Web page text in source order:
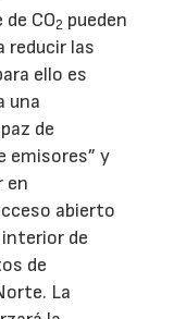
CO2 pueden
reducir las
ello es
una
de
emisores” y
en
abierto
de
de
La